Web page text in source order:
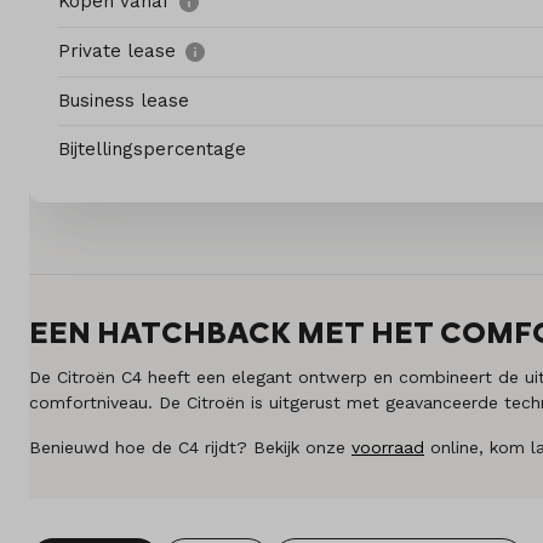
Onderhoud
Diensten
Vacatures
Vergelijken
Vestigingen
Private lease
Business lease
Bijtellingspercentage
EEN HATCHBACK MET HET
De Citroën C4 heeft een elegant ontwerp en combineert de
comfortniveau. De Citroën is uitgerust met geavanceerde
Benieuwd hoe de C4 rijdt? Bekijk onze voorraad online, kom